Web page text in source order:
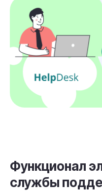
Функционал
службы